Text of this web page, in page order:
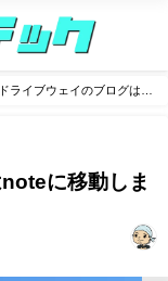
ライブウェイのブログは
に移動しま